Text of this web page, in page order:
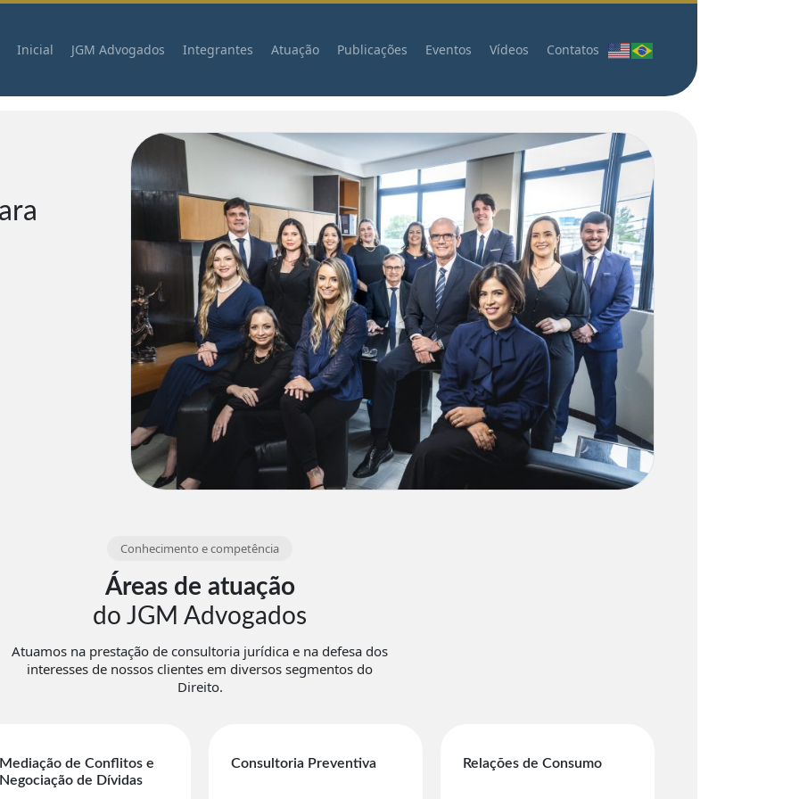
Inicial JGM Advogados Integrantes Atuação Publicações Eventos Vídeos Contatos
Conhecimento e competência
Áreas de atuação
do JGM Advogados
Atuamos na prestação de consultoria jurídica e na defesa dos
interesses de nossos clientes em diversos segmentos do
Direito.
Mediação de Conflitos e
Negociação de Dívidas
Consultoria Preventiva Relações de Consumo